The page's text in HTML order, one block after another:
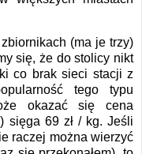
(ma je trzy)
się, że do stolicy nikt
co brak sieci stacji z
tego typu
okazać się cena
sięga 69 zł / kg. Jeśli
raczej można wierzyć